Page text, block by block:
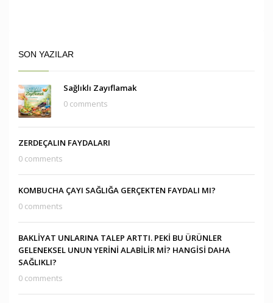
SON YAZILAR
Sağlıklı Zayıflamak
0 comments
ZERDEÇALIN FAYDALARI
0 comments
KOMBUCHA ÇAYI SAĞLIĞA GERÇEKTEN FAYDALI MI?
0 comments
BAKLİYAT UNLARINA TALEP ARTTI. PEKİ BU ÜRÜNLER
GELENEKSEL UNUN YERİNİ ALABİLİR Mİ? HANGİSİ DAHA
SAĞLIKLI?
0 comments